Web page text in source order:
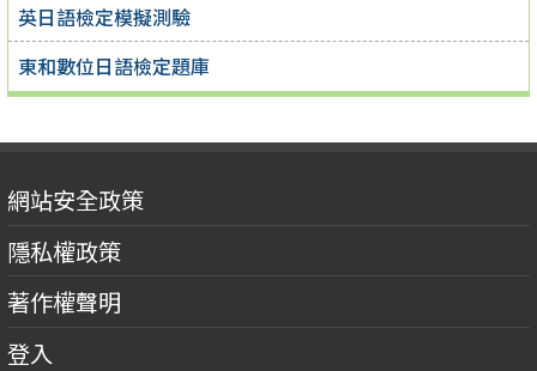
英日語檢定模擬測驗
東和數位日語檢定題庫
網站安全政策
隱私權政策
著作權聲明
登入